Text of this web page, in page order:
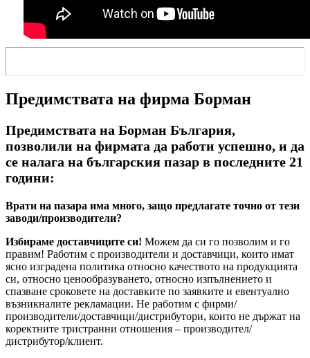
Предимствата на фирма Борман
Предимствата на Борман България,
позволили на фирмата да работи успешно, и да
се налага на българския пазар в последните 21
години:
Врати на пазара има много, защо предлагате точно от тези
заводи/производители?
Избираме доставчиците си! Можем да си го позволим и го
правим! Работим с производители и доставчици, които имат
ясно изградена политика относно качеството на продукцията
си, относно ценообразуването, относно изпълнението и
спазване сроковете на доставките по заявките и евентуално
възникналите рекламации. Не работим с фирми/
производители/доставчици/дистрибутори, които не държат на
коректните тристранни отношения – производител/
дистрибутор/клиент.